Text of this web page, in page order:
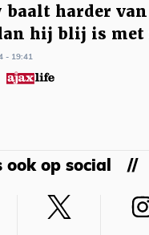
baalt harder
hij blij is
- 19:41
ook op social